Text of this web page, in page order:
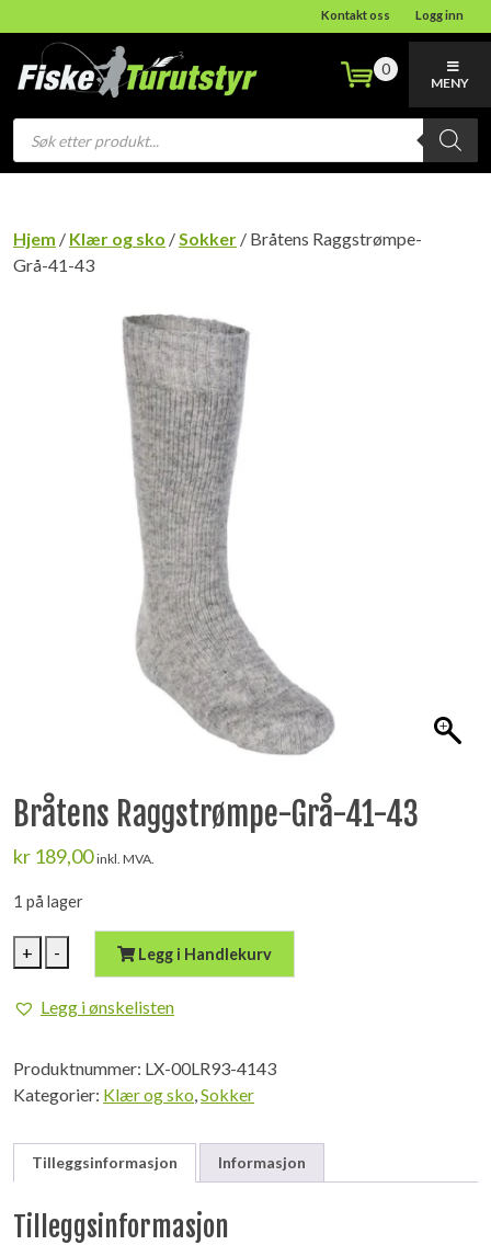
Kontakt oss Logg inn
Products
search
0
MENY
Hjem / Klær og sko /Sokker / Bråtens Raggstrømpe-
Grå-41-43
Bråtens Raggstrømpe-Grå-41-43
kr 189,00 inkl. MVA.
1 på lager
+
Bråtens
Raggstrømpe-
43
- Legg i Handlekurv
Legg i ønskelisten
Produktnummer: LX-00LR93-4143
Kategorier: Klær og sko,Sokker
Tilleggsinformasjon Informasjon
Tilleggsinformasjon